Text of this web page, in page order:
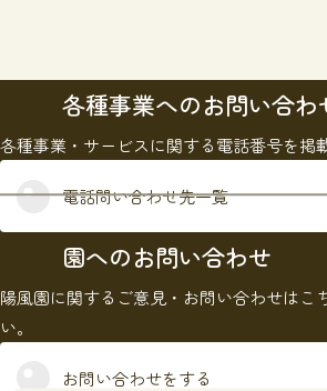
各種事業へのお問い合わ
各種事業・サービスに関する電話番号を掲
電話問い合わせ先一覧
園へのお問い合わせ
陽風園に関するご意見・お問い合わせはこ
い。
お問い合わせをする